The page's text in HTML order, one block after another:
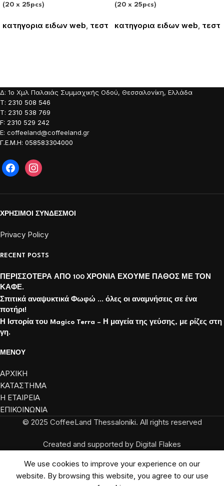
(20 x 25pcs)
κατηγορια ειδων web, τεστ
(20 x 25pcs)
κατηγορια ειδων web, τεστ
Δ: 1o Χμλ Παλαιάς Συμμαχικής Οδού, Θεσσαλονίκη, Ελλάδα
Τ: 2310 508 546
Τ: 2310 538 769
F: 2310 529 242
E: coffeeland@coffeeland.gr
Γ.Ε.Μ.Η: 058583304000
ΧΡΗΣΙΜΟΙ ΣΥΝΔΕΣΜΟΙ
Privacy Policy
RECENT POSTS
ΠΕΡΙΣΣΟΤΕΡΑ ΑΠΟ 100 ΧΡΟΝΙΑ ΕΧΟΥΜΕ ΠΑΘΟΣ ΜΕ ΤΟΝ
ΚΑΦΕ.
Σπιτικά αναψυκτικά Φωφώ … όλες οι αναμνήσεις σε ένα
ποτήρι!
Η Ιστορία του Magico Terra – Η μαγεία της γεύσης, με ρίζες στη
γη.
ΜΕΝΟΥ
ΑΡΧΙΚΗ
ΚΑΤΑΣΤΗΜΑ
Η ΕΤΑΙΡΕΙΑ
ΕΠΙΚΟΙΝΩΝΙΑ
© 2025 CoffeeLand Thessaloniki. All rights reserved
Created and supported by Digital Flakes
We use cookies to improve your experience on our
website. By browsing this website, you agree to our use